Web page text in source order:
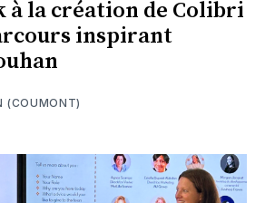
à la création de Colibri
inspirant
(COUMONT)